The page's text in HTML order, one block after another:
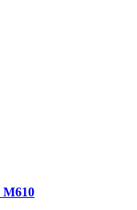
M610